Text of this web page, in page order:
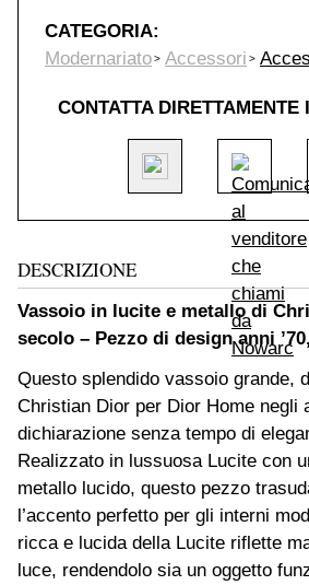
CATEGORIA:
Modernariato
Accessori
CONTATTA DIRETTAMENTE
DESCRIZIONE
Vassoio in lucite e metallo di
secolo – Pezzo di design anni
Questo splendido vassoio grande,
Christian Dior per Dior Home negli
dichiarazione senza tempo di
Realizzato in lussuosa Lucite con
metallo lucido, questo pezzo
l’accento perfetto per gli interni
ricca e lucida della Lucite riflette
luce, rendendolo sia un oggetto